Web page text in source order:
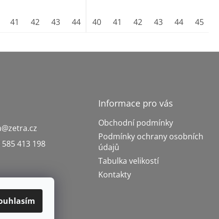
41 42 43 44 45 46 47
40 41 42 43 44 45
@zetra.cz
413 198
Informace pro vás
Obchodní podmínky
Podmínky ochrany osobních
údajů
Tabulka velikostí
Kontakty